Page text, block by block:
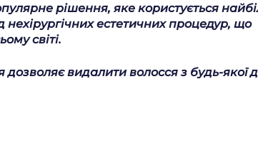
рішення, яке користується
естетичних процедур, що
світі.
дозволяє видалити волосся з будь-якої